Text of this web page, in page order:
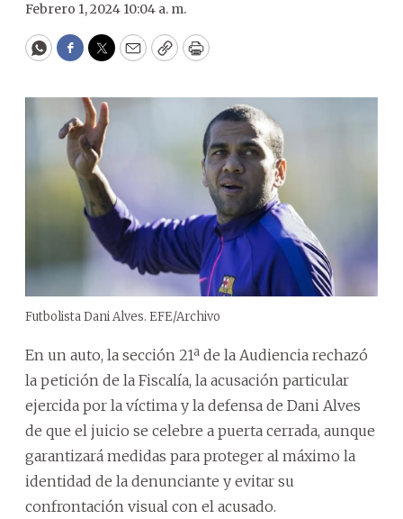
Febrero 1, 2024 10:04 a. m.
WhatsApp
Facebook
Twitter
EmailCopyPrint
Futbolista Dani Alves. EFE/Archivo
En un auto, la sección 21ª de la Audiencia rechazó
la petición de la Fiscalía, la acusación particular
ejercida por la víctima y la defensa de Dani Alves
de que el juicio se celebre a puerta cerrada, aunque
garantizará medidas para proteger al máximo la
identidad de la denunciante y evitar su
confrontación visual con el acusado.